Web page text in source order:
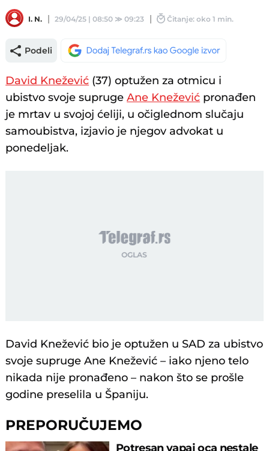
I. N. 29/04/25 | 08:50 ≫09:23 Čitanje: oko 1 min.
Podeli
David Knežević (37) optužen za otmicu i
ubistvo svoje suprugeAne Knežević pronađen
je mrtav u svojoj ćeliji, u očiglednom slučaju
samoubistva, izjavio je njegov advokat u
ponedeljak.
David Knežević bio je optužen u SAD za ubistvo
svoje supruge Ane Knežević – iako njeno telo
nikada nije pronađeno – nakon što se prošle
godine preselila u Španiju.
PREPORUČUJEMO
Potresan vapaj oca nestale